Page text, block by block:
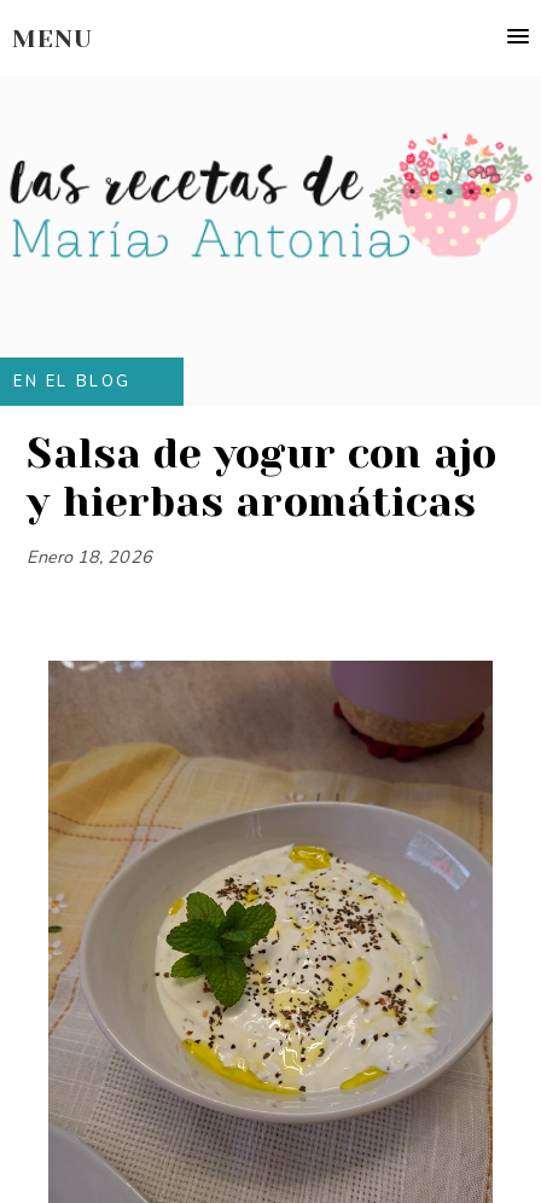
MENU
EN EL BLOG
Salsa de yogur con ajo
y hierbas aromáticas
Enero 18, 2026